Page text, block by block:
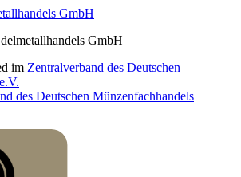
GmbH
im Zentralverband des Deutschen
des Deutschen Münzenfachhandels